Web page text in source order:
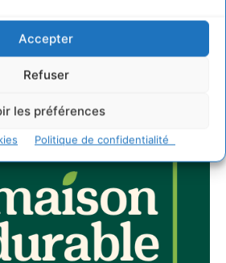
Accepter
Refuser
les préférences
Politique de confidentialité